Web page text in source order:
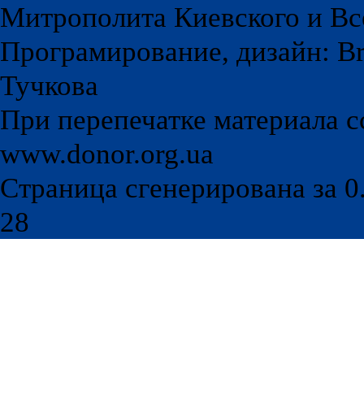
Митрополита Киевского и
Програмирование, дизайн:
Тучкова
При перепечатке материала
www.donor.org.ua
Страница сгенерирована за
28